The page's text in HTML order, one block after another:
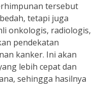
tersebut
tetapi juga
onkologis, radiologis,
pendekatan
kanker. Ini akan
lebih cepat dan
sehingga hasilnya